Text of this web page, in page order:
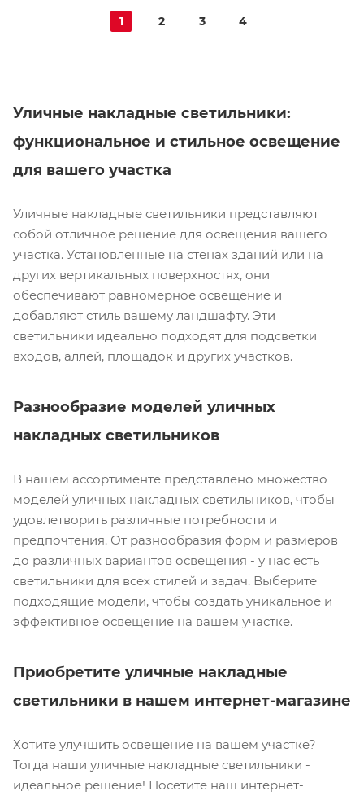
1 2 3 4
Уличные накладные светильники:
функциональное и стильное освещение
для вашего участка
Уличные накладные светильники представляют
собой отличное решение для освещения вашего
участка. Установленные на стенах зданий или на
других вертикальных поверхностях, они
обеспечивают равномерное освещение и
добавляют стиль вашему ландшафту. Эти
светильники идеально подходят для подсветки
входов, аллей, площадок и других участков.
Разнообразие моделей уличных
накладных светильников
В нашем ассортименте представлено множество
моделей уличных накладных светильников, чтобы
удовлетворить различные потребности и
предпочтения. От разнообразия форм и размеров
до различных вариантов освещения - у нас есть
светильники для всех стилей и задач. Выберите
подходящие модели, чтобы создать уникальное и
эффективное освещение на вашем участке.
Приобретите уличные накладные
светильники в нашем интернет-магазине
Хотите улучшить освещение на вашем участке?
Тогда наши уличные накладные светильники -
идеальное решение! Посетите наш интернет-